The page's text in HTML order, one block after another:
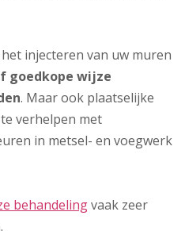
injecteren van uw muren
goedkope wijze
. Maar ook plaatselijke
verhelpen met
in metsel- en voegwerk
behandelingvaak zeer